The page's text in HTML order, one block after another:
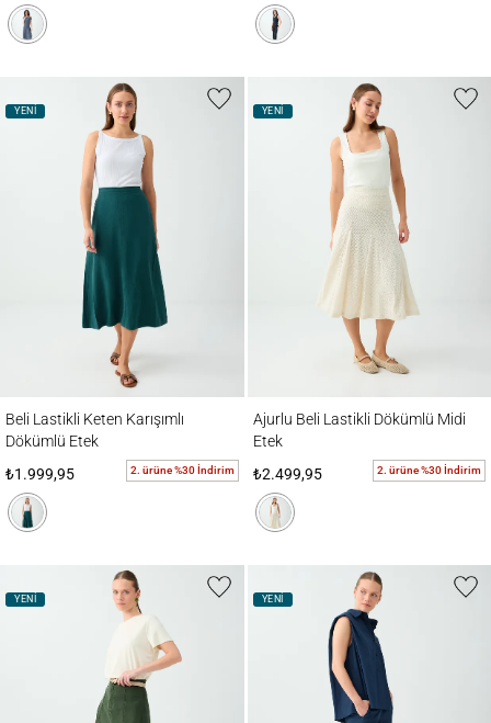
YENİ
Beli Lastikli Keten Karışımlı
Dökümlü Etek
₺1.999,95
2. ürüne %30 İndirim
YENİ
Ajurlu Beli Lastikli Dökümlü Midi
Etek
₺2.499,95
2. ürüne %30 İndirim
YENİ YENİ